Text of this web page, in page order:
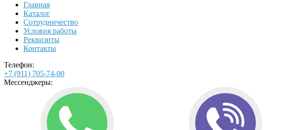
Главная
Каталог
Сотрудничество
Условия работы
Реквизиты
Контакты
Телефон:
+7 (911) 705-74-00
Мессенджеры: